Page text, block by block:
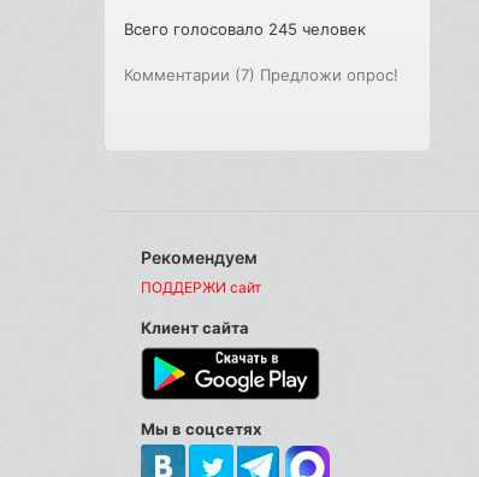
Всего голосовало 245 человек
Комментарии (7) Предложи опрос!
Рекомендуем
ПОДДЕРЖИ сайт
Клиент сайта
Мы в соцсетях